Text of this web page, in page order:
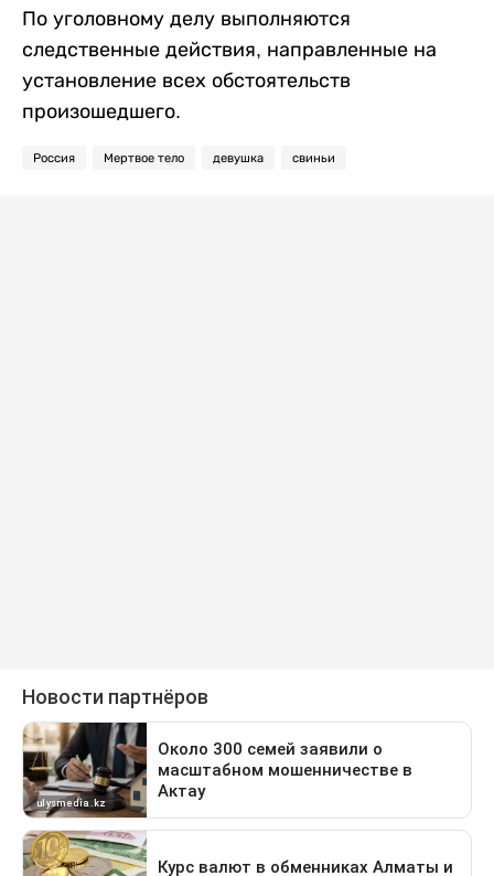
По уголовному делу выполняются
следственные действия, направленные на
установление всех обстоятельств
произошедшего.
Россия Мертвое тело девушка свиньи